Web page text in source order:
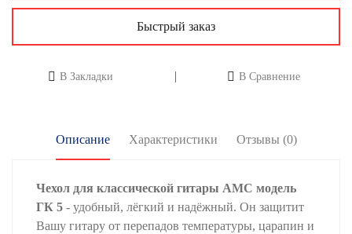
Быстрый заказ
В Закладки В Сравнение
Описание Характеристики Отзывы (0)
Чехол для классической гитары АМС модель
ГК 5 - удобный, лёгкий и надёжный. Он защитит
Вашу гитару от перепадов температуры, царапин и